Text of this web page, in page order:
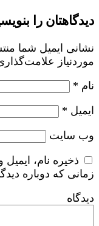
دیدگاهتان را
نشانی ایمیل شما
موردنیاز
نام *
ایمیل *
وب‌ سایت
ذخیره نام،
زمانی که دوباره
دیدگاه